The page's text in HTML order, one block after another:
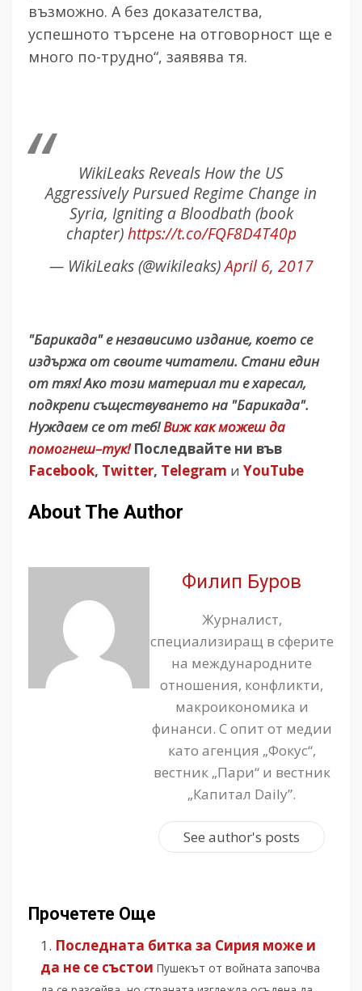
възможно. А без доказателства,
успешното търсене на отговорност ще е
много по-трудно“, заявява тя.
WikiLeaks Reveals How the US
Aggressively Pursued Regime Change in
Syria, Igniting a Bloodbath (book
chapter)https://t.co/FQF8D4T40p
— WikiLeaks (@wikileaks)April 6, 2017
"Барикада" е независимо издание, което се
издържа от своите читатели. Стани един
от тях! Ако този материал ти е харесал,
подкрепи съществуването на "Барикада".
Нуждаем се от теб!Виж как можеш да
помогнеш–тук! Последвайте ни във
Facebook, Twitter, Telegram и YouTube
About The Author
Филип Буров
Журналист,
специализиращ в сферите
на международните
отношения, конфликти,
макроикономика и
финанси. С опит от медии
като агенция „Фокус“,
вестник „Пари“ и вестник
„Капитал Daily”.
See author's posts
Прочетете Още
Последната битка за Сирия може и
да не се състои Пушекът от войната започва